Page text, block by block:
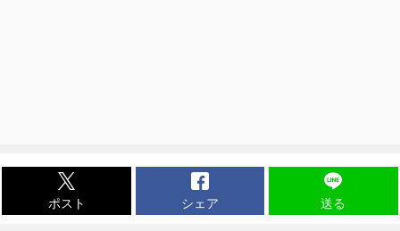
ポスト シェア 送る